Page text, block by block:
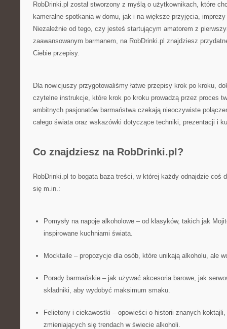
RobDrinki.pl został stworzony z myślą o użytkownikach, które
kameralne spotkania w domu, jak i na większe przyjęcia,
Niezależnie od tego, czy jesteś startującym amatorem z
zaawansowanym barmanem, na RobDrinki.pl znajdziesz
Ciebie przepisy.
Dla nowicjuszy przygotowaliśmy łatwe przepisy krok po kroku,
czytelne instrukcje, które krok po kroku prowadzą przez proces
ambitnych pasjonatów barmaństwa czekają nieoczywiste
całego świata oraz wskazówki dotyczące techniki, prezentacji i
Co znajdziesz na RobDrinki.pl?
RobDrinki.pl to bogata baza treści, w której każdy odnajdzie coś
się m.in.:
Pomysły na napoje alkoholowe – od klasyków, takich jak
inspirowane kuchniami świata.
Mocktaile – propozycje dla osób, które unikają alkoholu, ale
Porady barmańskie – jak używać akcesoria barowe, jak
składniki, aby wydobyć maksimum smaku.
Felietony i ciekawostki – opowieści o historii znanych
zmieniających się trendach w świecie alkoholi.